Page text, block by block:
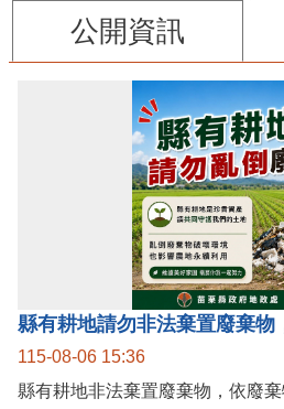
公開資訊
縣有耕地請勿非法棄置廢棄物
115-08-06 15:36
縣有耕地非法棄置廢棄物，依廢